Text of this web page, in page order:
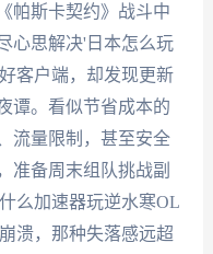
帕斯卡契约》战斗中
心思解决'日本怎么玩
客户端，却发现更新
谭。看似节省成本的
流量限制，甚至安全
准备周末组队挑战副
么加速器玩逆水寒OL
溃，那种失落感远超